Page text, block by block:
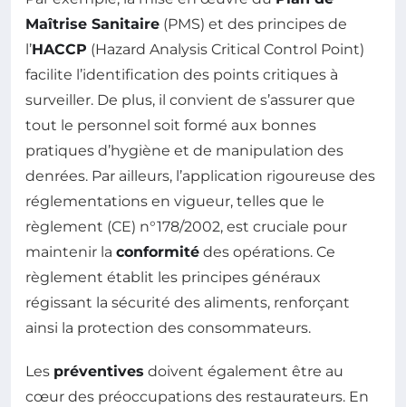
Maîtrise Sanitaire (PMS) et des principes de
l’HACCP (Hazard Analysis Critical Control Point)
facilite l’identification des points critiques à
surveiller. De plus, il convient de s’assurer que
tout le personnel soit formé aux bonnes
pratiques d’hygiène et de manipulation des
denrées. Par ailleurs, l’application rigoureuse des
réglementations en vigueur, telles que le
règlement (CE) n°178/2002, est cruciale pour
maintenir la conformité des opérations. Ce
règlement établit les principes généraux
régissant la sécurité des aliments, renforçant
ainsi la protection des consommateurs.
Les préventives doivent également être au
cœur des préoccupations des restaurateurs. En